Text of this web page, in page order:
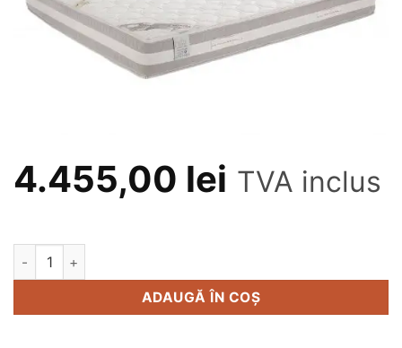
4.455,00 lei TVA inclus
Cantitate Saltea Visco Vitality 160x200 cm
ADAUGĂ ÎN COȘ
Alternative: